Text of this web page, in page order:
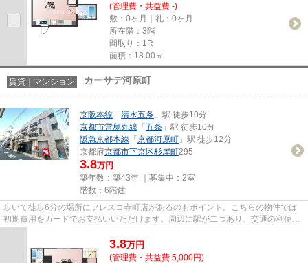
(管理費・共益費 -)
敷：0ヶ月｜礼：0ヶ月
所在階：3階
間取り：1R
面積：18.00㎡
賃貸｜マンション カーサデ河原町
京阪本線 「 清水五条 」駅 徒歩10分
京都市営烏丸線 「 五条 」駅 徒歩10分
阪急京都本線 「 京都河原町 」駅 徒歩12分
京都府京都市下京区杉屋町295
3.8万円
築年数：築43年 ｜募集中： 2室
階数：6階建
歩いて徒歩6分の場所にフレスコ寺町店があるのもポイント。こちらの物件では
初期費用をカードでお支払いいただけます。周辺に駅が二つあり、交通の利便性
3.8万円
(管理費・共益費 5,000円)